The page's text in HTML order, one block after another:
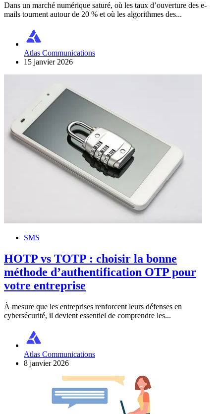
Dans un marché numérique saturé, où les taux d’ouverture des e-
mails tournent autour de 20 % et où les algorithmes des...
Atlas Communications
15 janvier 2026
SMS
HOTP vs TOTP : choisir la bonne
méthode d’authentification OTP pour
votre entreprise
À mesure que les entreprises renforcent leurs défenses en
cybersécurité, il devient essentiel de comprendre les...
Atlas Communications
8 janvier 2026